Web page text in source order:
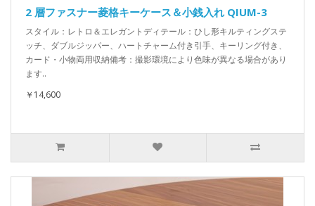
2 層ファスナー菱格キーケース＆小銭入れ QIUM-3
スタイル：レトロ＆エレガントディテール：ひし形キルティングステ
ッチ、ダブルジッパー、ハートチャーム付き引手、キーリング付き、
カード・小物両用収納備考：撮影環境により色味が異なる場合があり
ます..
￥14,600